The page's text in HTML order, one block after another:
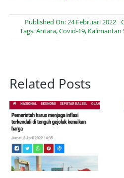
Published On: 24 Februari 2022
Tags:Antara,Covid-19, Kalimantan
Related Posts